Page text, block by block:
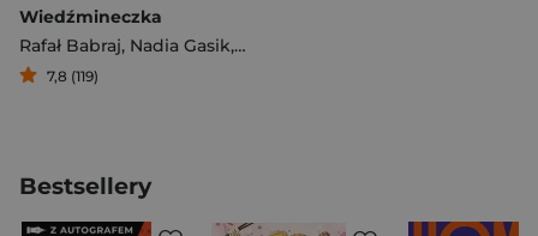
Wiedźmineczka
Rafał Babraj, Nadia Gasik, Katarzyna Grzyb
7,8 (119)
Bestsellery